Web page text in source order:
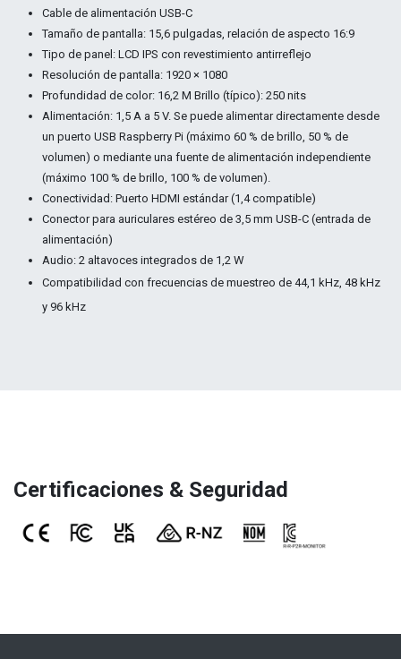
Cable de alimentación USB-C
Tamaño de pantalla: 15,6 pulgadas, relación de aspecto 16:9
Tipo de panel: LCD IPS con revestimiento antirreflejo
Resolución de pantalla: 1920 × 1080
Profundidad de color: 16,2 M Brillo (típico): 250 nits
Alimentación: 1,5 A a 5 V. Se puede alimentar directamente desde
un puerto USB Raspberry Pi (máximo 60 % de brillo, 50 % de
volumen) o mediante una fuente de alimentación independiente
(máximo 100 % de brillo, 100 % de volumen).
Conectividad: Puerto HDMI estándar (1,4 compatible)
Conector para auriculares estéreo de 3,5 mm USB-C (entrada de
alimentación)
Audio: 2 altavoces integrados de 1,2 W
Compatibilidad con frecuencias de muestreo de 44,1 kHz, 48 kHz
y 96 kHz
Certificaciones & Seguridad